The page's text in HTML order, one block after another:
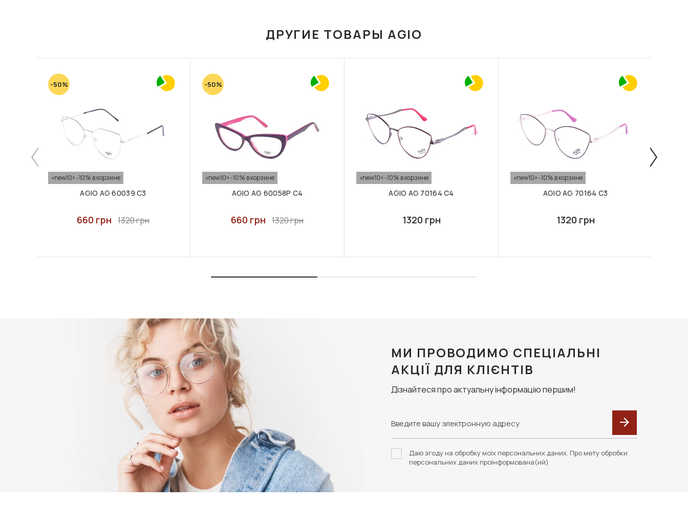
ДРУГИЕ ТОВАРЫ AGIO
-50%
«new10» -10% в корзине
AGIO AG 60039 C3
660 грн 1320 грн
-50%
«new10» -10% в корзине
AGIO AG 60058Р C4
660 грн 1320 грн
«new10» -10% в корзине
AGIO AG 70164 C4
1320 грн
«new10» -10% в корзине
AGIO AG 70164 C3
1320 грн
МИ ПРОВОДИМО СПЕЦІАЛЬНІ
АКЦІЇ ДЛЯ КЛІЄНТІВ
Дізнайтеся про актуальну інформацію першим!
Даю згоду на обробку моїх персональних даних. Про мету обробки
персональних даних проінформована(ий)